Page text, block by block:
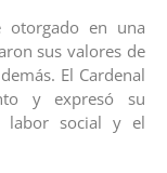
otorgado en una
sus valores de
El Cardenal
y expresó su
labor social y el